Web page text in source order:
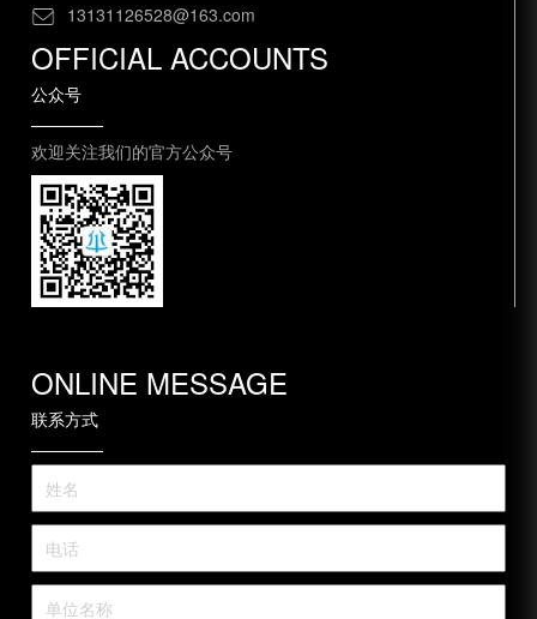
13131126528@163.com
OFFICIAL ACCOUNTS
公众号
欢迎关注我们的官方公众号
ONLINE MESSAGE
联系方式